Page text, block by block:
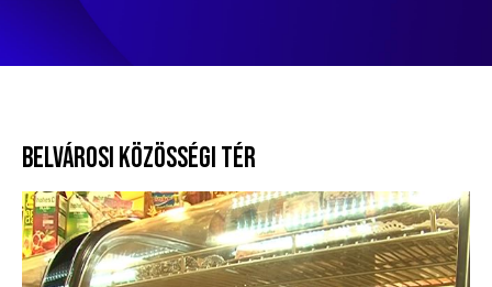
BELVÁROSI KÖZÖSSÉGI TÉR